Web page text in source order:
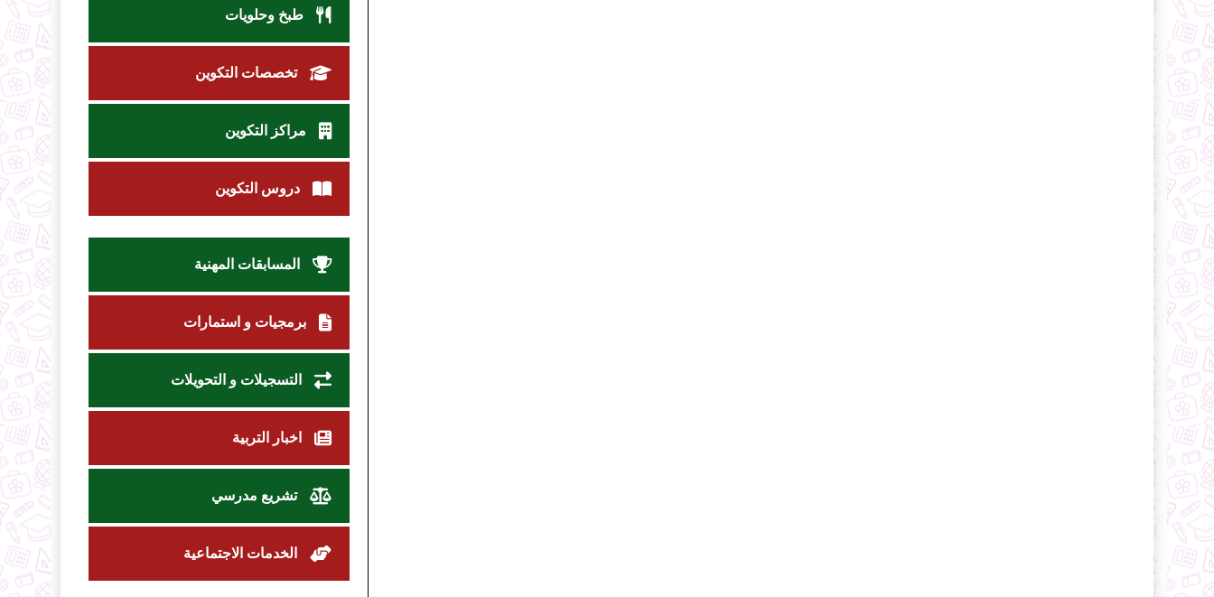
طبخ وحلويات
تخصصات التكوين
مراكز التكوين
دروس التكوين
المسابقات المهنية
برمجيات و استمارات
التسجيلات و التحويلات
اخبار التربية
تشريع مدرسي
الخدمات الاجتماعية